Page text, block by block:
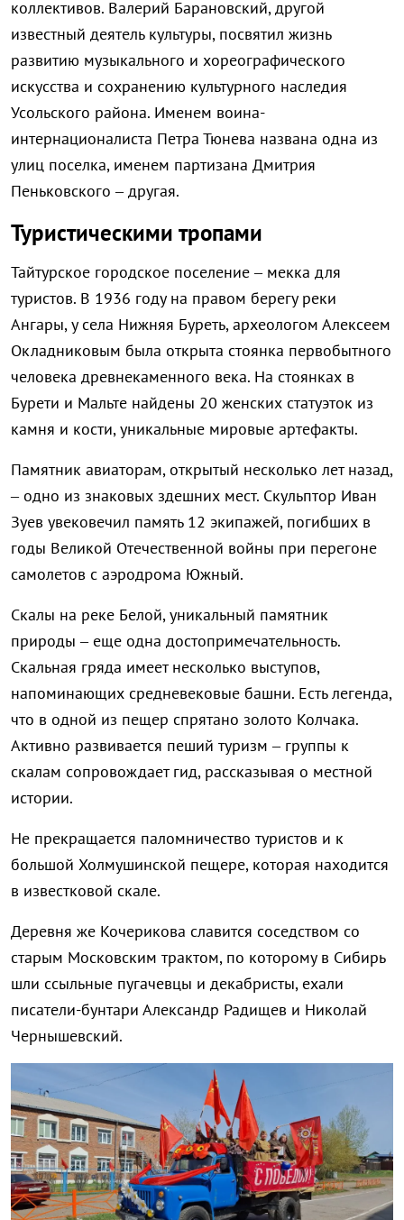
коллективов. Валерий Барановский, другой
известный деятель культуры, посвятил жизнь
развитию музыкального и хореографического
искусства и сохранению культурного наследия
Усольского района. Именем воина-
интернационалиста Петра Тюнева названа одна из
улиц поселка, именем партизана Дмитрия
Пеньковского – другая.
Туристическими тропами
Тайтурское городское поселение – мекка для
туристов. В 1936 году на правом берегу реки
Ангары, у села Нижняя Буреть, археологом Алексеем
Окладниковым была открыта стоянка первобытного
человека древнекаменного века. На стоянках в
Бурети и Мальте найдены 20 женских статуэток из
камня и кости, уникальные мировые артефакты.
Памятник авиаторам, открытый несколько лет назад,
– одно из знаковых здешних мест. Скульптор Иван
Зуев увековечил память 12 экипажей, погибших в
годы Великой Отечественной войны при перегоне
самолетов с аэродрома Южный.
Скалы на реке Белой, уникальный памятник
природы – еще одна достопримечательность.
Скальная гряда имеет несколько выступов,
напоминающих средневековые башни. Есть легенда,
что в одной из пещер спрятано золото Колчака.
Активно развивается пеший туризм – группы к
скалам сопровождает гид, рассказывая о местной
истории.
Не прекращается паломничество туристов и к
большой Холмушинской пещере, которая находится
в известковой скале.
Деревня же Кочерикова славится соседством со
старым Московским трактом, по которому в Сибирь
шли ссыльные пугачевцы и декабристы, ехали
писатели-бунтари Александр Радищев и Николай
Чернышевский.